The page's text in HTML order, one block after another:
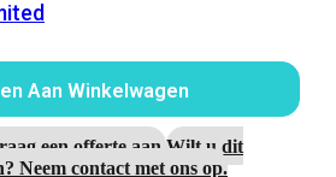
Aan Winkelwagen
een offerte aan.Wilt u dit
Neem contact met ons op.